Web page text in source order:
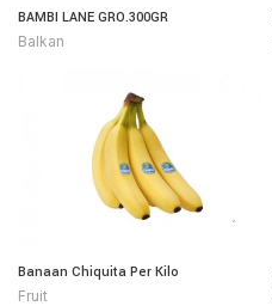
BAMBI LANE GRO.300GR
Balkan
Banaan Chiquita Per Kilo
Fruit